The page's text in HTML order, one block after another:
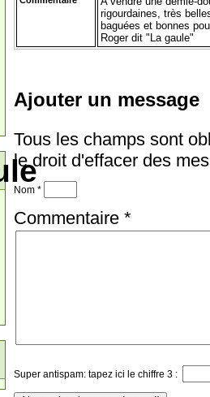
rigourdaines, très
baguées et bonnes
Roger dit "La gaule"
Ajouter un message
Tous les champs sont
le droit d'effacer des
Nom *
Commentaire *
Super antispam: tapez ici le chiffre 3 :